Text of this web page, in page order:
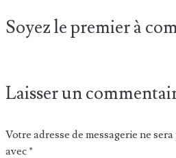
Soyez le premier à
Laisser un
Votre adresse de messagerie ne
avec*